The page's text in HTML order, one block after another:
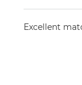
Excellent